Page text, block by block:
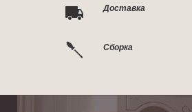
Доставка
Сборка